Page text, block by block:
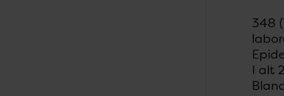
348
I alt